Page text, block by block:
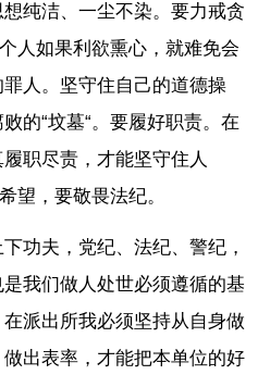
纯洁、一尘不染。要力戒贪
人如果利欲熏心，就难免会
人。坚守住自己的道德操
的“坟墓“。要履好职责。在
职尽责，才能坚守住人
望，要敬畏法纪。
功夫，党纪、法纪、警纪，
我们做人处世必须遵循的基
派出所我必须坚持从自身做
出表率，才能把本单位的好